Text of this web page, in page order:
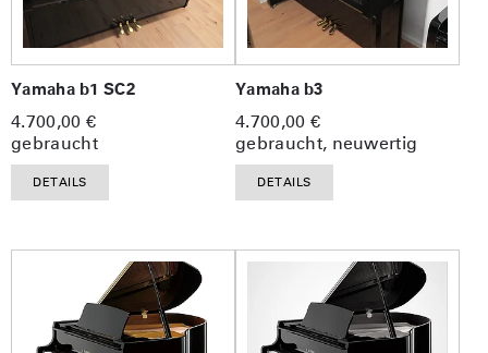
Yamaha b1 SC2
4.700,00 €
gebraucht
DETAILS
Yamaha b3
4.700,00 €
gebraucht, neuwertig
DETAILS